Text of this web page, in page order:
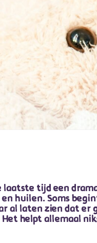
laatste tijd een
huilen. Soms
al laten zien dat er
Het helpt allemaal